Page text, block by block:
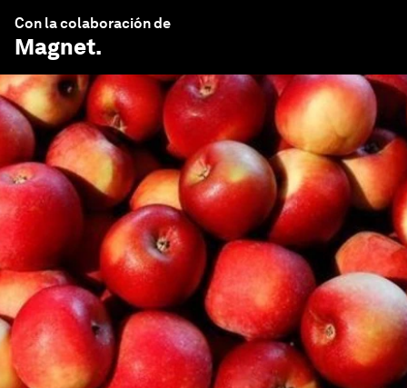
Con la colaboración de
Magnet.